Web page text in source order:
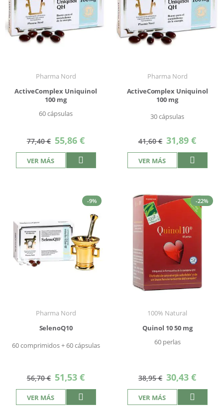
Pharma Nord
ActiveComplex Uniquinol
100 mg
60 cápsulas
77,40 € Precio
especial
55,86 €
VER MÁS
Pharma Nord
ActiveComplex Uniquinol
100 mg
30 cápsulas
41,60 € Precio
especial
31,89 €
VER MÁS
-9%
Pharma Nord
SelenoQ10
60 comprimidos + 60 cápsulas
56,70 € Precio
especial
51,53 €
VER MÁS
-22%
100% Natural
Quinol 10 50 mg
60 perlas
38,95 € Precio
especial
30,43 €
VER MÁS